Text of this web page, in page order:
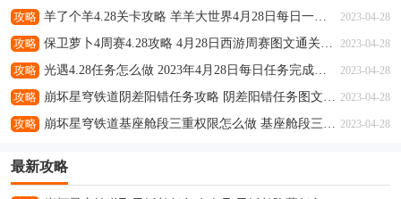
攻略 羊了个羊4.28关卡攻略 羊羊大世界4月28日每日一关通关流程 2023-04-28
攻略 保卫萝卜4周赛4.28攻略 4月28日西游周赛图文通关流程 2023-04-28
攻略 光遇4.28任务怎么做 2023年4月28日每日任务完成攻略 2023-04-28
攻略 崩坏星穹铁道阴差阳错任务攻略 阴差阳错任务图文通关流程 2023-04-28
攻略 崩坏星穹铁道基座舱段三重权限怎么做 基座舱段三重权限任务攻略 2023-04-28
最新攻略